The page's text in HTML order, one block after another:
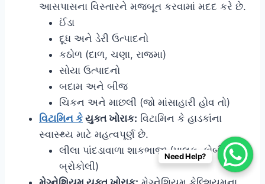
આસપાસના વિસ્તારને મજબૂત કરવામાં મદદ કરે છે.
ઈંડા
દૂધ અને ડેરી ઉત્પાદનો
કઠોળ (દાળ, ચણા, રાજમા)
સોયા ઉત્પાદનો
બદામ અને બીજ
ચિકન અને માછલી (જો માંસાહારી હોવ તો)
વિટામિન કે યુક્ત ખોરાક: વિટામિન કે હાડકાંના
સ્વાસ્થ્ય માટે મહત્વપૂર્ણ છે.
લીલા પાંદડાવાળા શાકભાજી (પાલક, કોબીજ,
બ્રોકોલી)
Need Help?